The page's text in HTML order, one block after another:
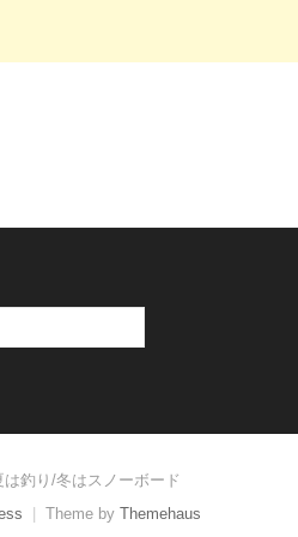
釣り/冬はスノーボード
Theme by Themehaus